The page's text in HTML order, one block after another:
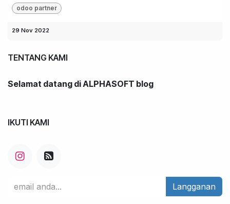
odoo partner
29 Nov 2022
TENTANG KAMI
Selamat datang di ALPHASOFT blog
IKUTI KAMI
Langganan